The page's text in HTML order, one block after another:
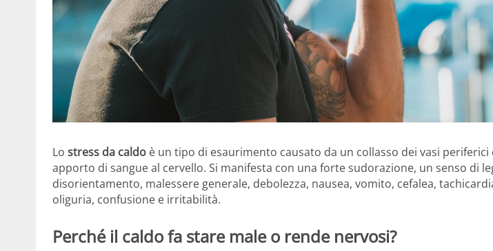
Lo stress da caldo è un tipo di esaurimento causato da un collasso dei vasi
apporto di sangue al cervello. Si manifesta con una forte sudorazione, un senso di
disorientamento, malessere generale, debolezza, nausea, vomito, cefalea,
oliguria, confusione e irritabilità.
Perché il caldo fa stare male o rende nervosi?